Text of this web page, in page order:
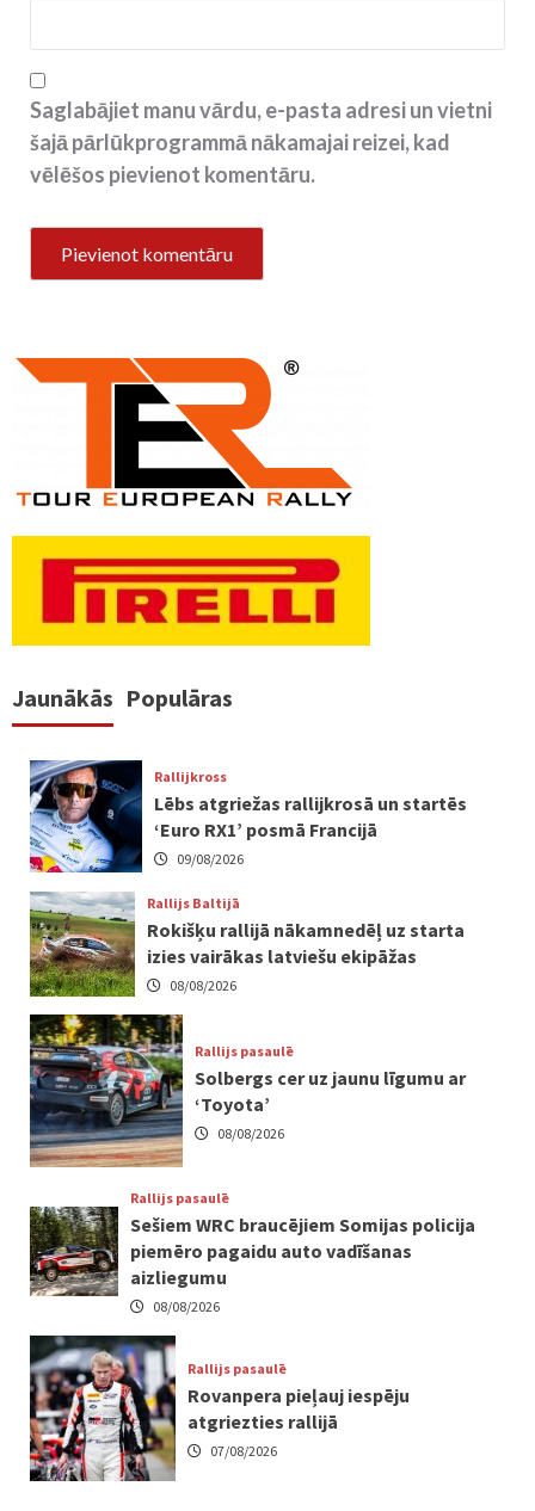
Saglabājiet manu vārdu, e-pasta adresi un vietni
šajā pārlūkprogrammā nākamajai reizei, kad
vēlēšos pievienot komentāru.
Jaunākās Populāras
Rallijkross
Lēbs atgriežas rallijkrosā un startēs
‘Euro RX1’ posmā Francijā
09/08/2026
Rallijs Baltijā
Rokišķu rallijā nākamnedēļ uz starta
izies vairākas latviešu ekipāžas
08/08/2026
Rallijs pasaulē
Solbergs cer uz jaunu līgumu ar
‘Toyota’
08/08/2026
Rallijs pasaulē
Sešiem WRC braucējiem Somijas policija
piemēro pagaidu auto vadīšanas
aizliegumu
08/08/2026
Rallijs pasaulē
Rovanpera pieļauj iespēju
atgriezties rallijā
07/08/2026